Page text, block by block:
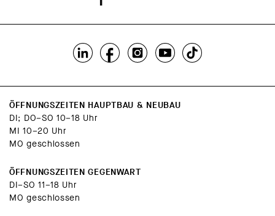
ÖFFNUNGSZEITEN HAUPTBAU & NEUBAU
DI; DO–SO 10–18 Uhr
MI 10–20 Uhr
MO geschlossen
ÖFFNUNGSZEITEN GEGENWART
DI–SO 11–18 Uhr
MO geschlossen